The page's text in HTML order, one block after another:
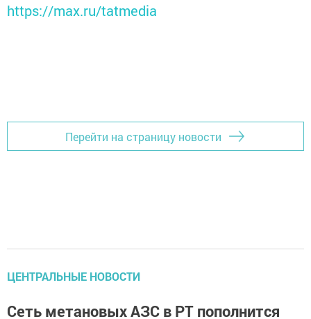
https://max.ru/tatmedia
Перейти на страницу новости
ЦЕНТРАЛЬНЫЕ НОВОСТИ
Сеть метановых АЗС в РТ пополнится